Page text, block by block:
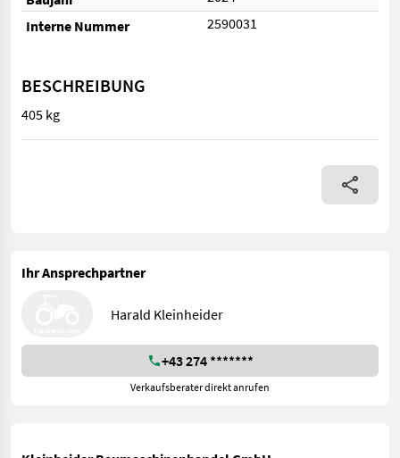
Interne Nummer
2590031
BESCHREIBUNG
405 kg
405 kg
Ihr Ansprechpartner
Harald Kleinheider
+43 274 *******
Verkaufsberater direkt anrufen